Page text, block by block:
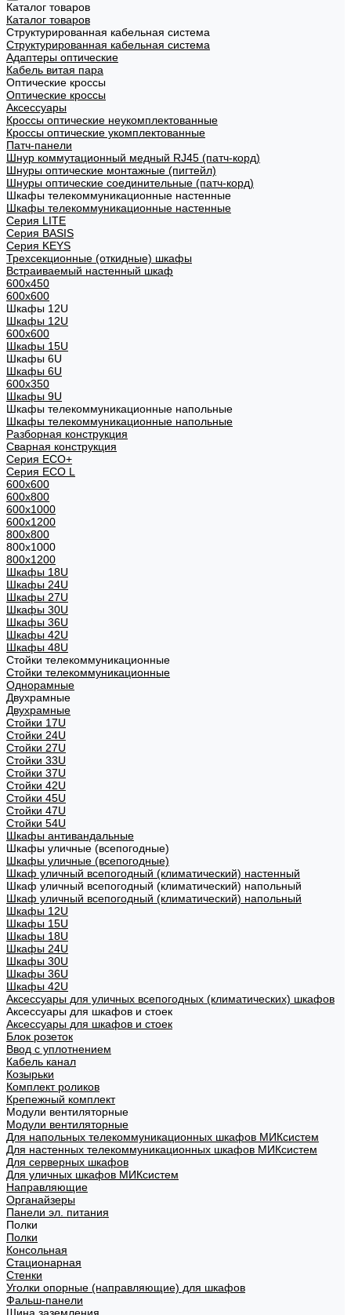
Каталог товаров
Каталог товаров
Структурированная кабельная система
Структурированная кабельная система
Адаптеры оптические
Кабель витая пара
Оптические кроссы
Оптические кроссы
Аксессуары
Кроссы оптические неукомплектованные
Кроссы оптические укомплектованные
Патч-панели
Шнур коммутационный медный RJ45 (патч-корд)
Шнуры оптические монтажные (пигтейл)
Шнуры оптические соединительные (патч-корд)
Шкафы телекоммуникационные настенные
Шкафы телекоммуникационные настенные
Cерия LITE
Cерия BASIS
Cерия KEYS
Трехсекционные (откидные) шкафы
Встраиваемый настенный шкаф
600x450
600x600
Шкафы 12U
Шкафы 12U
600x600
Шкафы 15U
Шкафы 6U
Шкафы 6U
600x350
Шкафы 9U
Шкафы телекоммуникационные напольные
Шкафы телекоммуникационные напольные
Разборная конструкция
Сварная конструкция
Серия ECO+
Серия ECO L
600x600
600x800
600х1000
600х1200
800x800
800х1000
800х1200
Шкафы 18U
Шкафы 24U
Шкафы 27U
Шкафы 30U
Шкафы 36U
Шкафы 42U
Шкафы 48U
Стойки телекоммуникационные
Стойки телекоммуникационные
Однорамные
Двухрамные
Двухрамные
Стойки 17U
Стойки 24U
Стойки 27U
Стойки 33U
Стойки 37U
Стойки 42U
Стойки 45U
Стойки 47U
Стойки 54U
Шкафы антивандальные
Шкафы уличные (всепогодные)
Шкафы уличные (всепогодные)
Шкаф уличный всепогодный (климатический) настенный
Шкаф уличный всепогодный (климатический) напольный
Шкаф уличный всепогодный (климатический) напольный
Шкафы 12U
Шкафы 15U
Шкафы 18U
Шкафы 24U
Шкафы 30U
Шкафы 36U
Шкафы 42U
Аксессуары для уличных всепогодных (климатических) шкафов
Аксессуары для шкафов и стоек
Аксессуары для шкафов и стоек
Блок розеток
Ввод с уплотнением
Кабель канал
Козырьки
Комплект роликов
Крепежный комплект
Модули вентиляторные
Модули вентиляторные
Для напольных телекоммуникационных шкафов МИКсистем
Для настенных телекоммуникационных шкафов МИКсистем
Для серверных шкафов
Для уличных шкафов МИКсистем
Направляющие
Органайзеры
Панели эл. питания
Полки
Полки
Консольная
Стационарная
Стенки
Уголки опорные (направляющие) для шкафов
Фальш-панели